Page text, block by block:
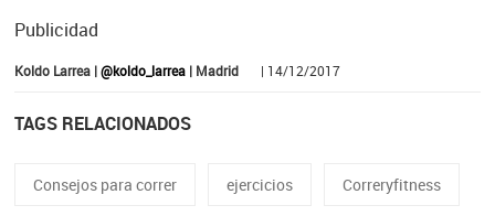
Publicidad
Koldo Larrea |@koldo_larrea| Madrid | 14/12/2017
TAGS RELACIONADOS
Consejos para correr ejercicios Correryfitness